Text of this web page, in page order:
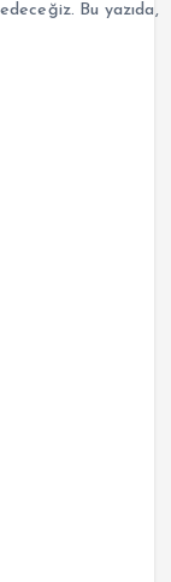
Bu yazıda,